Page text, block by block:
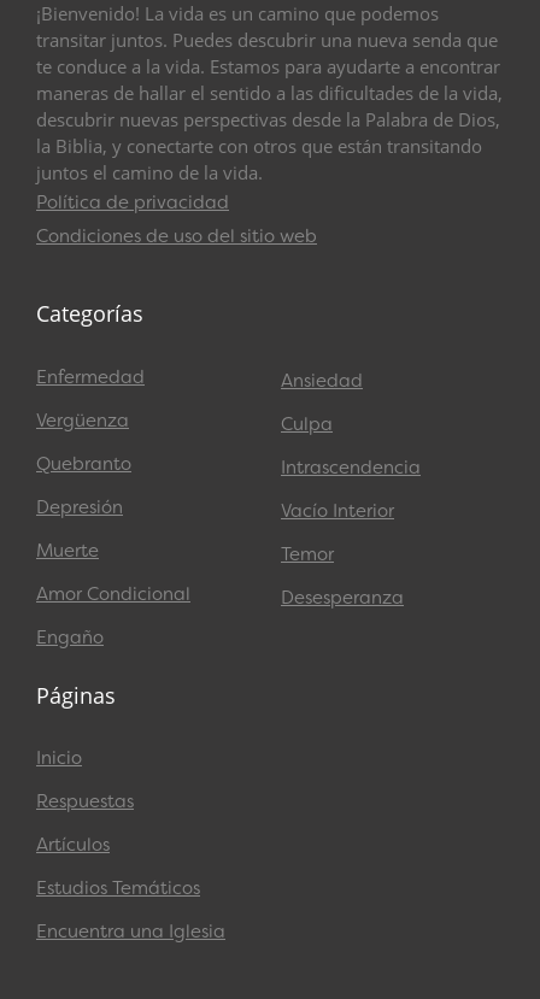
¡Bienvenido! La vida es un camino que podemos
transitar juntos. Puedes descubrir una nueva senda que
te conduce a la vida. Estamos para ayudarte a encontrar
maneras de hallar el sentido a las dificultades de la vida,
descubrir nuevas perspectivas desde la Palabra de Dios,
la Biblia, y conectarte con otros que están transitando
juntos el camino de la vida.
Política de privacidad
Condiciones de uso del sitio web
Categorías
Enfermedad
Vergüenza
Quebranto
Depresión
Muerte
Amor Condicional
Engaño
Ansiedad
Culpa
Intrascendencia
Vacío Interior
Temor
Desesperanza
Páginas
Inicio
Respuestas
Artículos
Estudios Temáticos
Encuentra una Iglesia